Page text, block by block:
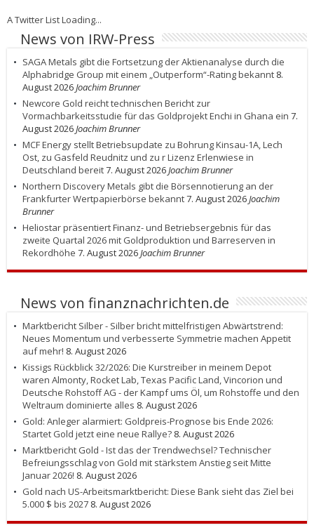
A Twitter List Loading...
News von IRW-Press
SAGA Metals gibt die Fortsetzung der Aktienanalyse durch die
Alphabridge Group mit einem „Outperform“-Rating bekannt 8.
August 2026Joachim Brunner
Newcore Gold reicht technischen Bericht zur
Vormachbarkeitsstudie für das Goldprojekt Enchi in Ghana ein 7.
August 2026Joachim Brunner
MCF Energy stellt Betriebsupdate zu Bohrung Kinsau-1A, Lech
Ost, zu Gasfeld Reudnitz und zu r Lizenz Erlenwiese in
Deutschland bereit7. August 2026Joachim Brunner
Northern Discovery Metals gibt die Börsennotierung an der
Frankfurter Wertpapierbörse bekannt7. August 2026Joachim
Brunner
Heliostar präsentiert Finanz- und Betriebsergebnis für das
zweite Quartal 2026 mit Goldproduktion und Barreserven in
Rekordhöhe 7. August 2026Joachim Brunner
News von finanznachrichten.de
Marktbericht Silber - Silber bricht mittelfristigen Abwärtstrend:
Neues Momentum und verbesserte Symmetrie machen Appetit
auf mehr! 8. August 2026
Kissigs Rückblick 32/2026: Die Kurstreiber in meinem Depot
waren Almonty, Rocket Lab, Texas Pacific Land, Vincorion und
Deutsche Rohstoff AG - der Kampf ums Öl, um Rohstoffe und den
Weltraum dominierte alles 8. August 2026
Gold: Anleger alarmiert: Goldpreis-Prognose bis Ende 2026:
Startet Gold jetzt eine neue Rallye? 8. August 2026
Marktbericht Gold - Ist das der Trendwechsel? Technischer
Befreiungsschlag von Gold mit stärkstem Anstieg seit Mitte
Januar 2026! 8. August 2026
Gold nach US-Arbeitsmarktbericht: Diese Bank sieht das Ziel bei
5.000 $ bis 2027 8. August 2026